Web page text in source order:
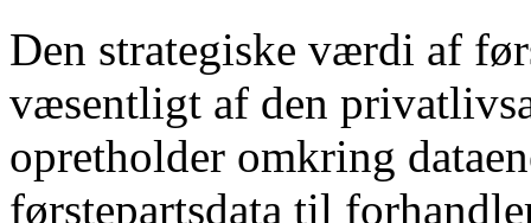
Den strategiske værdi af
væsentligt af den
opretholder omkring
førstepartsdata til